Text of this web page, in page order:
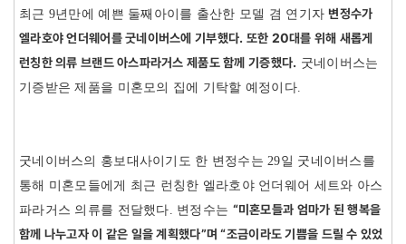
최근 9년만에 예쁜 둘째아이를 출산한 모델 겸 연기자 변정수가
엘라호야 언더웨어를 굿네이버스에 기부했다. 또한 20대를 위해 새롭게
런칭한 의류 브랜드 아스파라거스 제품도 함께 기증했다. 굿네이버스는
기증받은 제품을 미혼모의 집에 기탁할 예정이다.
굿네이버스의 홍보대사이기도 한 변정수는 29일 굿네이버스를
통해 미혼모들에게 최근 런칭한 엘라호야 언더웨어 세트와 아스
파라거스 의류를 전달했다. 변정수는 “미혼모들과 엄마가 된 행복을
함께 나누고자 이 같은 일을 계획했다”며 “조금이라도 기쁨을 드릴 수 있었